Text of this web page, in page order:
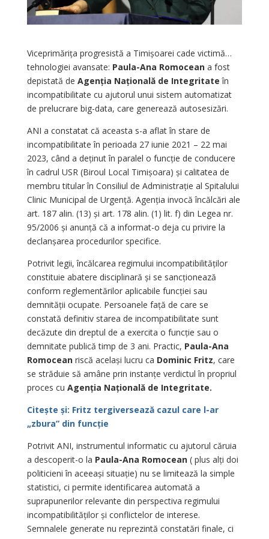
Viceprimărița progresistă a Timișoarei cade victimă…
tehnologiei avansate: Paula-Ana Romoceana fost
depistată de Agenția Națională de Integritate în
incompatibilitate cu ajutorul unui sistem automatizat
de prelucrare big-data, care generează autosesizări.
ANI a constatat că aceasta s-a aflat în stare de
incompatibilitate în perioada 27 iunie 2021 – 22 mai
2023, când a deținut în paralel o funcție de conducere
în cadrul USR (Biroul Local Timișoara) și calitatea de
membru titular în Consiliul de Administrație al Spitalului
Clinic Municipal de Urgență. Agenția invocă încălcări ale
art. 187 alin. (13) și art. 178 alin. (1) lit. f) din Legea nr.
95/2006 și anunță că a informat-o deja cu privire la
declanșarea procedurilor specifice.
Potrivit legii, încălcarea regimului incompatibilităților
constituie abatere disciplinară și se sancționează
conform reglementărilor aplicabile funcției sau
demnității ocupate. Persoanele față de care se
constată definitiv starea de incompatibilitate sunt
decăzute din dreptul de a exercita o funcție sau o
demnitate publică timp de 3 ani. Practic, Paula-Ana
Romoceanriscă același lucru ca Dominic Fritz, care
se străduie să amâne prin instanțe verdictul în propriul
proces cu Agenția Națională de Integritate.
Citește și: Fritz tergiversează cazul care l-ar
„zbura” din funcție
Potrivit ANI, instrumentul informatic cu ajutorul căruia
a descoperit-o la Paula-Ana Romocean( plus alți doi
politicieni în aceeași situație) nu se limitează la simple
statistici, ci permite identificarea automată a
suprapunerilor relevante din perspectiva regimului
incompatibilităților și conflictelor de interese.
Semnalele generate nu reprezintă constatări finale, ci